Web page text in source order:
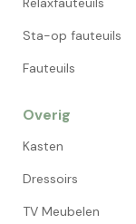
Sta-op fauteuils
Fauteuils
Overig
Kasten
Dressoirs
TV Meubelen